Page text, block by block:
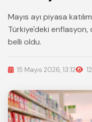
Mayıs ayı piyasa
Türkiye'deki
belli oldu.
15 Mayıs 2026, 13:12